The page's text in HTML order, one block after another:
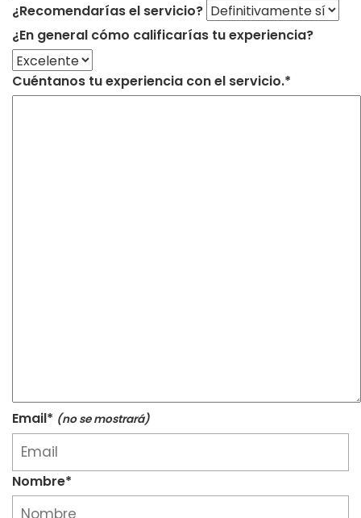
¿Recomendarías el servicio?
¿En general cómo calificarías tu experiencia?
Cuéntanos tu experiencia con el servicio.*
Email* (no se mostrará)
Nombre*